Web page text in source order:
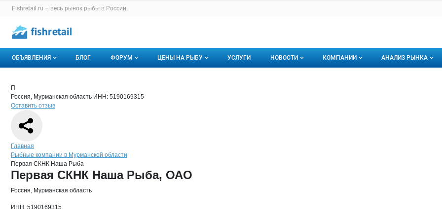
Раздел навигации по сайту fishretail.ru
Fishretail.ru – весь рынок рыбы в России.
Авторизация и меню пользователя
Навигация по разделам сайта fishretail.ru
ОБЪЯВЛЕНИЯ
Горячее предложение
Мои объявления
БЛОГ ФОРУМ
Избранные
ЦЕНЫ НА РЫБУ УСЛУГИ НОВОСТИ КОМПАНИИ АНАЛИЗ РЫНКА
Страница компании
Страница компании
Краткая информация о компании
П
Россия, Мурманская область ИНН: 5190169315
Оставить отзыв
Навигация по сайту
Главная
Рыбные компании в Мурманской области
Первая СКНК Наша Рыба
Основная информация о компании
Первая СКНК Наша Рыба, ОАО
Россия, Мурманская область
ИНН: 5190169315